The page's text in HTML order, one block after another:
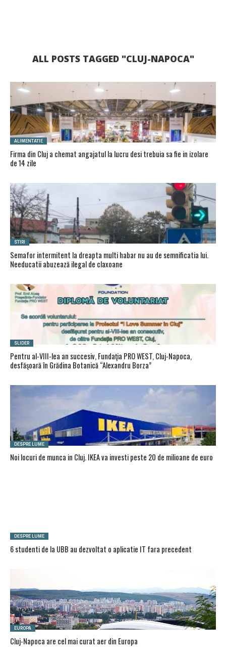
ALL POSTS TAGGED "CLUJ-NAPOCA"
ALIMENTATIE
Firma din Cluj a chemat angajatul la lucru desi trebuia sa fie in izolare
de 14 zile
STIRI
Semafor intermitent la dreapta multi habar nu au de semnificatia lui.
Needucatii abuzează ilegal de claxoane
SLIDER
Pentru al-VIII-lea an succesiv, Fundaţia PRO WEST, Cluj-Napoca,
desfăşoară în Grădina Botanică “Alexandru Borza”
DESPRE LUME
Noi locuri de munca in Cluj. IKEA va investi peste 20 de milioane de euro
DESPRE LUME
6 studenti de la UBB au dezvoltat o aplicatie IT fara precedent
EUROPA
Cluj-Napoca are cel mai curat aer din Europa